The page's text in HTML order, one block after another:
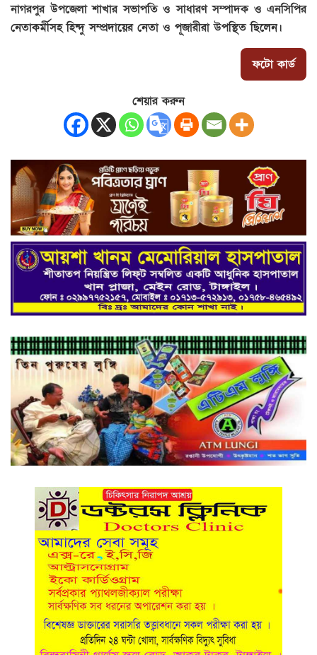
নাগরপুর উপজেলা শাখার সভাপতি ও সাধারণ সম্পাদক ও এনসিপির
নেতাকর্মীসহ হিন্দু সম্প্রদায়ের নেতা ও পূজারীরা উপস্থিত ছিলেন।
ফটো কার্ড
শেয়ার করুন